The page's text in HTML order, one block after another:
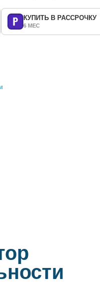
КУПИТЬ В РАССРОЧКУ
6 МЕС